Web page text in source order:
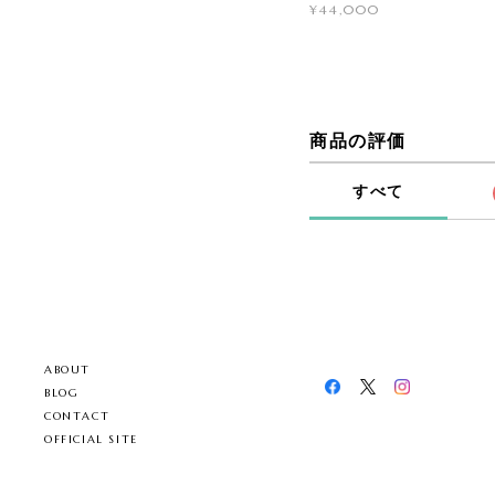
ABOUT
BLOG
CONTACT
OFFICIAL SITE
¥44,000
商品の評価
すべて